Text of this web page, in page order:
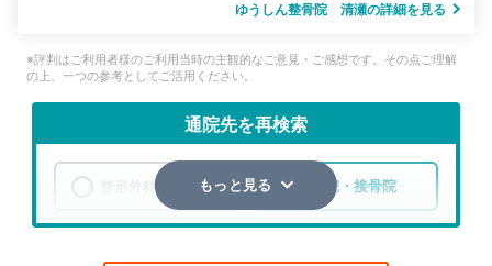
ゆうしん整骨院 清瀬の詳細を見る
※評判はご利用者様のご利用当時の主観的なご意見・ご感想です。その点ご理解
の上、一つの参考としてご活用ください。
通院先を再検索
整形外科 整骨院・接骨院
もっと見る